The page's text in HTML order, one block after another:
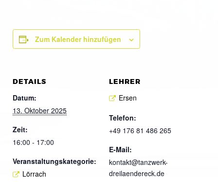
Zum Kalender hinzufügen
DETAILS
Datum:
13. Oktober 2025
Zeit:
16:00 - 17:00
Veranstaltungskategorie:
Lörrach
LEHRER
Ersen
Telefon:
+49 176 81 486 265
E-Mail:
kontakt@tanzwerk-
dreilaendereck.de